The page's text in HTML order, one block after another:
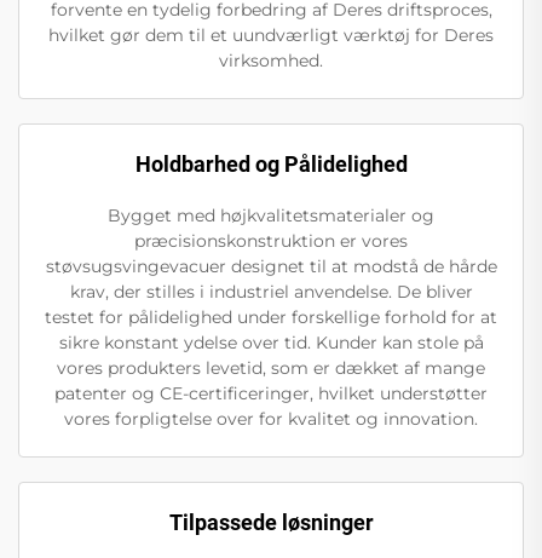
forvente en tydelig forbedring af Deres driftsproces,
hvilket gør dem til et uundværligt værktøj for Deres
virksomhed.
Holdbarhed og Pålidelighed
Bygget med højkvalitetsmaterialer og
præcisionskonstruktion er vores
støvsugsvingevacuer designet til at modstå de hårde
krav, der stilles i industriel anvendelse. De bliver
testet for pålidelighed under forskellige forhold for at
sikre konstant ydelse over tid. Kunder kan stole på
vores produkters levetid, som er dækket af mange
patenter og CE-certificeringer, hvilket understøtter
vores forpligtelse over for kvalitet og innovation.
Tilpassede løsninger